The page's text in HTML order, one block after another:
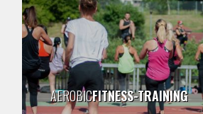
AEROBICFITNESS-TRAINING